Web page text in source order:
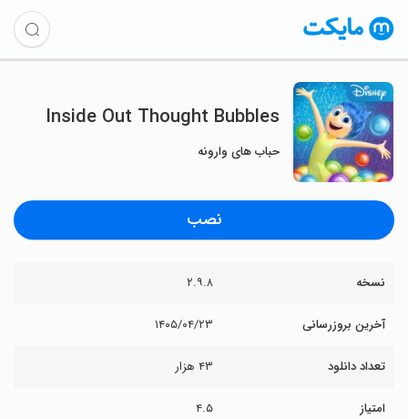
Inside Out Thought Bubbles
حباب های وارونه
نصب
نسخه ۲.۹.۸
آخرین بروزرسانی ۱۴۰۵/۰۴/۲۳
تعداد دانلود ۴۳ هزار
امتیاز ۴.۵